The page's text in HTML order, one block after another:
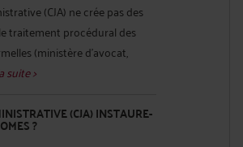
(CJA) ne crée pas des
traitement procédural des
(ministère d’avocat,
suite >
(CJA) INSTAURE-
?